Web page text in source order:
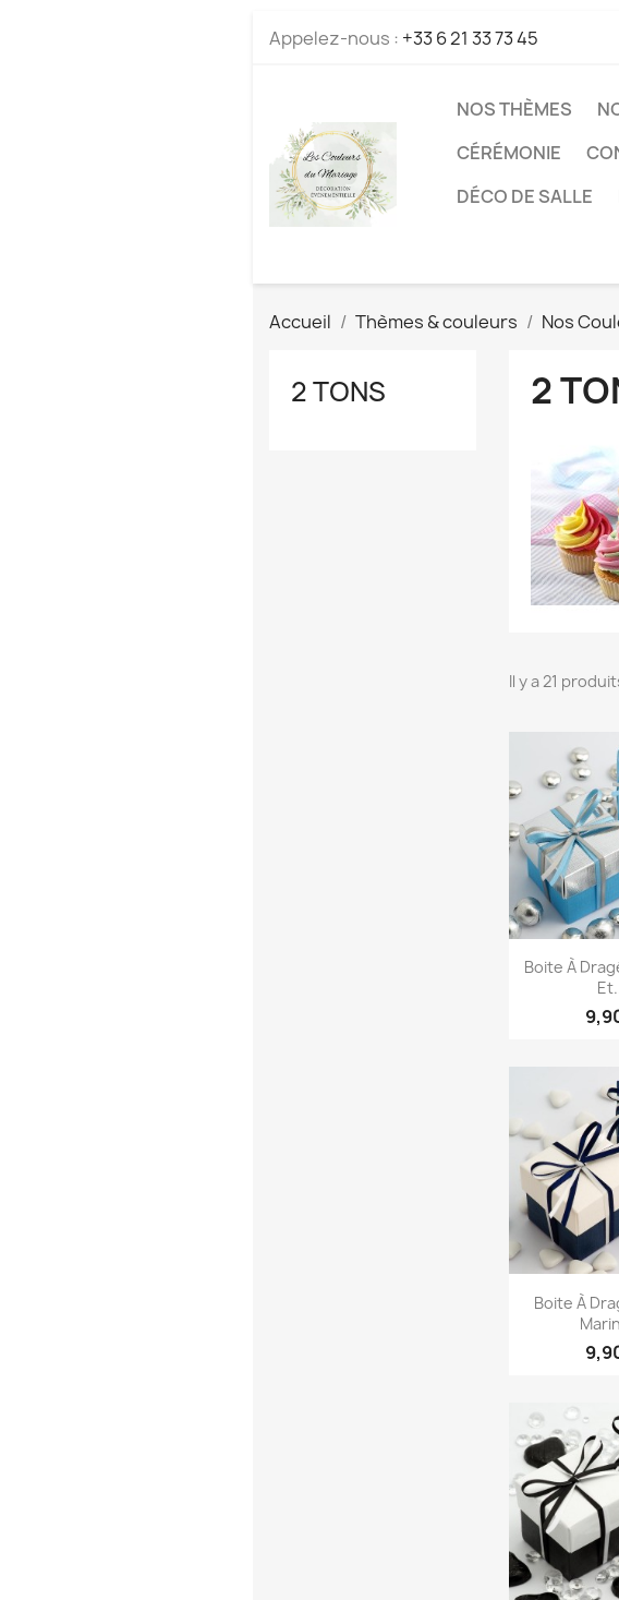
Appelez-nous : +33 6 21 33 73 45
NOS THÈMES
CÉRÉMONIE
DÉCO DE SALLE
Accueil Thèmes & couleurs Nos
2 TONS 2
Il y a 21

Boite À

Boite À